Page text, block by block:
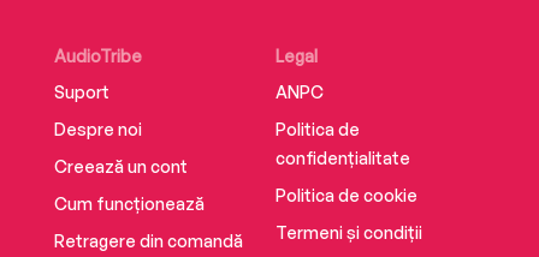
AudioTribe
Suport
Despre noi
Creează un cont
Cum funcționează
Retragere din comandă
Legal
ANPC
Politica de
confidențialitate
Politica de cookie
Termeni și condiții